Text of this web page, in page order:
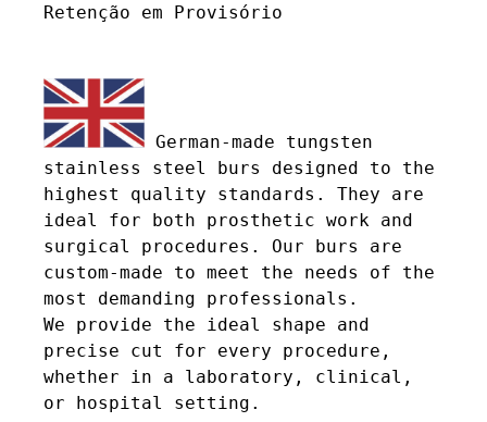
Retenção em Provisório
German-made tungsten
stainless steel burs designed to the
highest quality standards. They are
ideal for both prosthetic work and
surgical procedures. Our burs are
custom-made to meet the needs of the
most demanding professionals.
We provide the ideal shape and
precise cut for every procedure,
whether in a laboratory, clinical,
or hospital setting.